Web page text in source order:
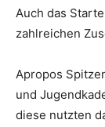
Auch das
zahlreichen
Apropos
und
diese nutzten